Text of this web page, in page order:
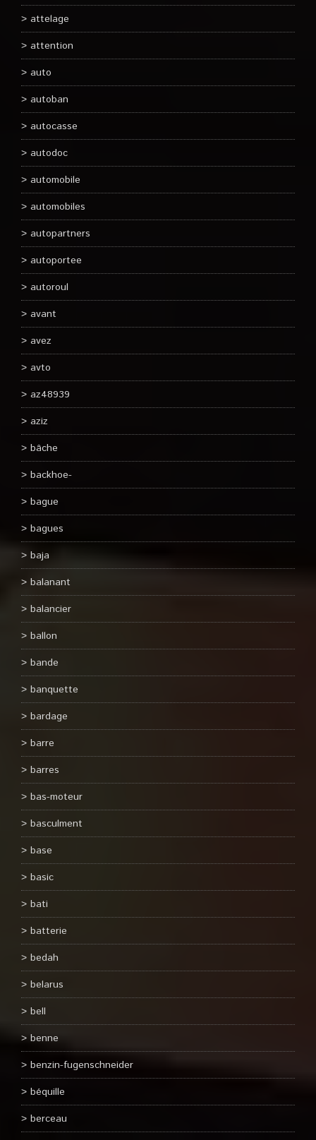
attelage
attention
auto
autoban
autocasse
autodoc
automobile
automobiles
autopartners
autoportee
autoroul
avant
avez
avto
az48939
aziz
bâche
backhoe-
bague
bagues
baja
balanant
balancier
ballon
bande
banquette
bardage
barre
barres
bas-moteur
basculment
base
basic
bati
batterie
bedah
belarus
bell
benne
benzin-fugenschneider
béquille
berceau